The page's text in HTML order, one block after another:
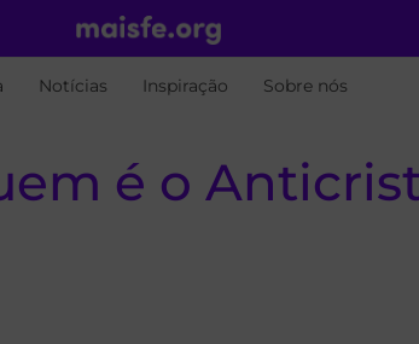
Notícias Inspiração Sobre nós
é o